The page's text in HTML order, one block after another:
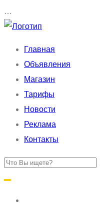
…
Главная
Объявления
Магазин
Тарифы
Новости
Реклама
Контакты